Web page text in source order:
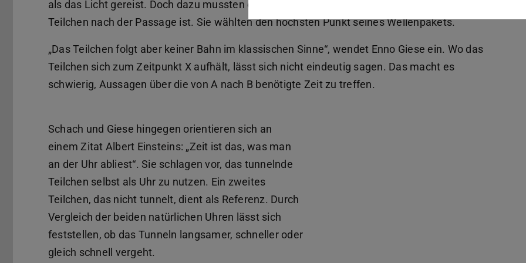
als das Licht gereist. Doch dazu mussten die Forscher den Ort definieren, an dem das
Teilchen nach der Passage ist. Sie wählten den höchsten Punkt seines Wellenpakets.
„Das Teilchen folgt aber keiner Bahn im klassischen Sinne“, wendet Enno Giese ein. Wo das
Teilchen sich zum Zeitpunkt X aufhält, lässt sich nicht eindeutig sagen. Das macht es
schwierig, Aussagen über die von A nach B benötigte Zeit zu treffen.
Schach und Giese hingegen orientieren sich an
einem Zitat Albert Einsteins: „Zeit ist das, was man
an der Uhr abliest“. Sie schlagen vor, das tunnelnde
Teilchen selbst als Uhr zu nutzen. Ein zweites
Teilchen, das nicht tunnelt, dient als Referenz. Durch
Vergleich der beiden natürlichen Uhren lässt sich
feststellen, ob das Tunneln langsamer, schneller oder
gleich schnell vergeht.